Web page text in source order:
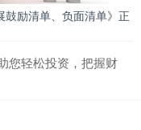
励清单、负面清单》正
您轻松投资，把握财